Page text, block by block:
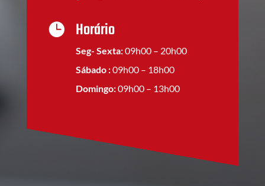
 Horário
Seg- Sexta:09h00 – 20h00
Sábado :09h00 – 18h00
Domingo:09h00 – 13h00